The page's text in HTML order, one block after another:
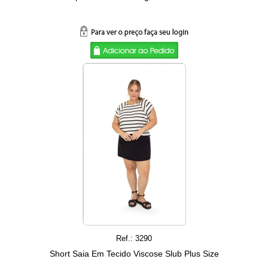
Ref.: 3290
Short Saia Em Tecido Viscose Slub Plus Size